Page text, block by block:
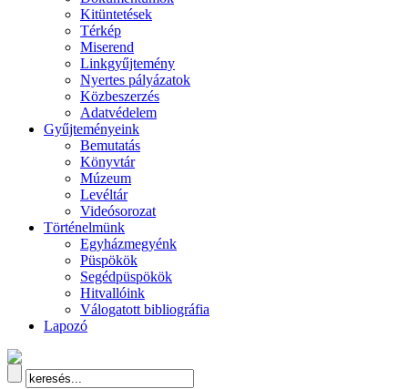
Kitüntetések
Térkép
Miserend
Linkgyűjtemény
Nyertes pályázatok
Közbeszerzés
Adatvédelem
Gyűjteményeink
Bemutatás
Könyvtár
Múzeum
Levéltár
Videósorozat
Történelmünk
Egyházmegyénk
Püspökök
Segédpüspökök
Hitvallóink
Válogatott bibliográfia
Lapozó